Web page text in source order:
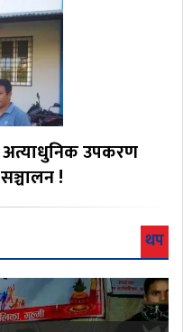
अत्याधुनिक उपकरण
!
थप